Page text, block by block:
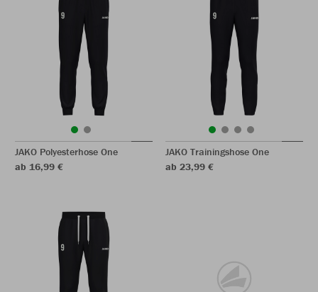
JAKO Polyesterhose One
ab 16,99 €
JAKO Trainingshose One
ab 23,99 €